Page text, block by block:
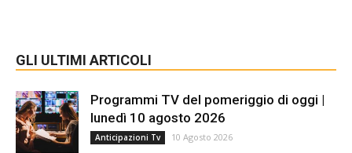
GLI ULTIMI ARTICOLI
Programmi TV del pomeriggio di oggi |
lunedì 10 agosto 2026
Anticipazioni Tv 10 Agosto 2026